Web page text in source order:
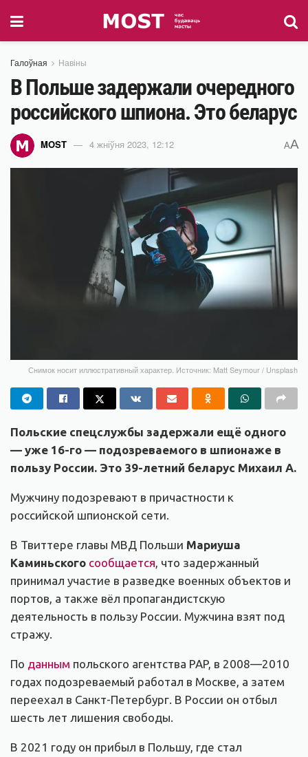
Галоўная Навіны
В Польше задержали очередного
российского шпиона. Это беларус
MOST 4 жніўня 2023, 12:12 AA
Снимок носит иллюстративный характер. Источник: Matt Seymour / Unsplash
Польские спецслужбы задержали ещё одного
— уже 16-го — подозреваемого в шпионаже в
пользу России. Это 39-летний беларус Михаил А.
Мужчину подозревают в причастности к
российской шпионской сети.
В Твиттере главы МВД Польши Мариуша
Каминьского сообщается , что задержанный
принимал участие в разведке военных объектов и
портов, а также вёл пропагандистскую
деятельность в пользу России. Мужчина взят под
стражу.
По данным польского агентства PAP, в 2008—2010
годах подозреваемый работал в Москве, а затем
переехал в Санкт-Петербург. В России он отбыл
шесть лет лишения свободы.
В 2021 году он прибыл в Польшу, где стал